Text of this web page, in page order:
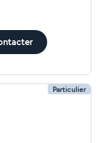
à
entretien
Particulier